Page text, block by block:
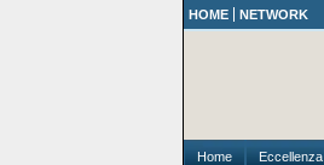
HOME NETWORK
Home Eccellenza